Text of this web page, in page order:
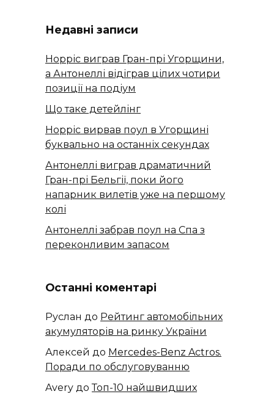
Недавні записи
Норріс виграв Гран-прі Угорщини,
а Антонеллі відіграв цілих чотири
позиції на подіум
Що таке детейлінг
Норріс вирвав поул в Угорщині
буквально на останніх секундах
Антонеллі виграв драматичний
Гран-прі Бельгії, поки його
напарник вилетів уже на першому
колі
Антонеллі забрав поул на Спа з
переконливим запасом
Останні коментарі
Руслан до Рейтинг автомобільних
акумуляторів на ринку України
Алексей до ​​Mercedes-Benz Actros.
Поради по обслуговуванню
Avery доТоп-10 найшвидших